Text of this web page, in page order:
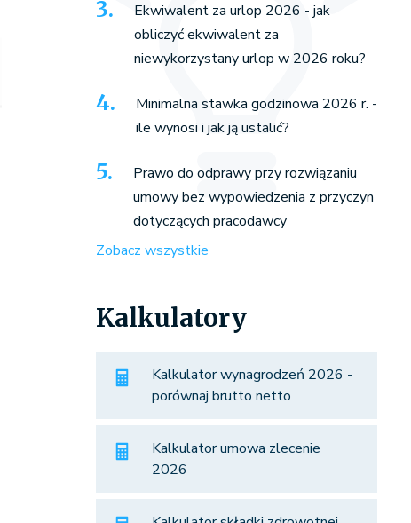
Ekwiwalent za urlop 2026 - jak
obliczyć ekwiwalent za
niewykorzystany urlop w 2026 roku?
Minimalna stawka godzinowa 2026 r. -
ile wynosi i jak ją ustalić?
Prawo do odprawy przy rozwiązaniu
umowy bez wypowiedzenia z przyczyn
dotyczących pracodawcy
Zobacz wszystkie
Kalkulatory
Kalkulator wynagrodzeń 2026 -
porównaj brutto netto
Kalkulator umowa zlecenie
2026